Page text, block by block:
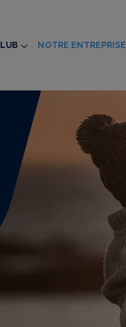
NOTRE ENTREPRISE